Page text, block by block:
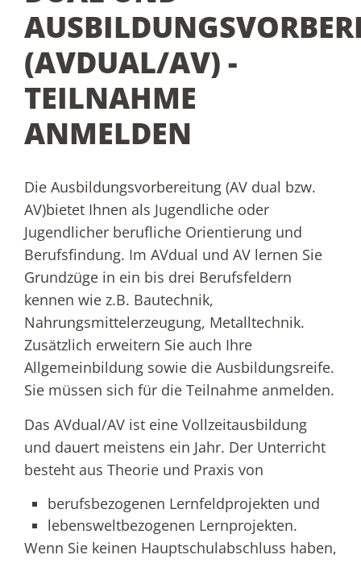
(AVDUAL/AV) -
TEILNAHME
ANMELDEN
Die Ausbildungsvorbereitung (AV dual bzw.
AV)bietet Ihnen als Jugendliche oder
Jugendlicher berufliche Orientierung und
Berufsfindung. Im AVdual und AV lernen Sie
Grundzüge in ein bis drei Berufsfeldern
kennen wie z.B. Bautechnik,
Nahrungsmittelerzeugung, Metalltechnik.
Zusätzlich erweitern Sie auch Ihre
Allgemeinbildung sowie die Ausbildungsreife.
Sie müssen sich für die Teilnahme anmelden.
Das AVdual/AV ist eine Vollzeitausbildung
und dauert meistens ein Jahr. Der Unterricht
besteht aus Theorie und Praxis von
berufsbezogenen Lernfeldprojekten und
lebensweltbezogenen Lernprojekten.
Wenn Sie keinen Hauptschulabschluss haben,